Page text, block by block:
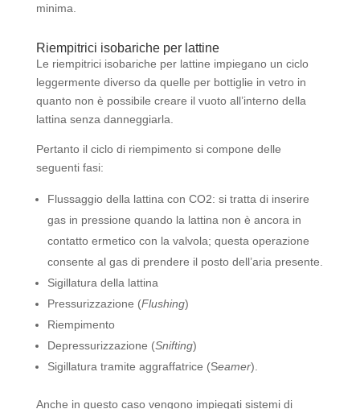
minima.
Riempitrici isobariche per lattine
Le riempitrici isobariche per lattine impiegano un ciclo
leggermente diverso da quelle per bottiglie in vetro in
quanto non è possibile creare il vuoto all’interno della
lattina senza danneggiarla.
Pertanto il ciclo di riempimento si compone delle
seguenti fasi:
Flussaggio della lattina con CO2: si tratta di inserire
gas in pressione quando la lattina non è ancora in
contatto ermetico con la valvola; questa operazione
consente al gas di prendere il posto dell’aria presente.
Sigillatura della lattina
Pressurizzazione (Flushing)
Riempimento
Depressurizzazione (Snifting)
Sigillatura tramite aggraffatrice (Seamer).
Anche in questo caso vengono impiegati sistemi di